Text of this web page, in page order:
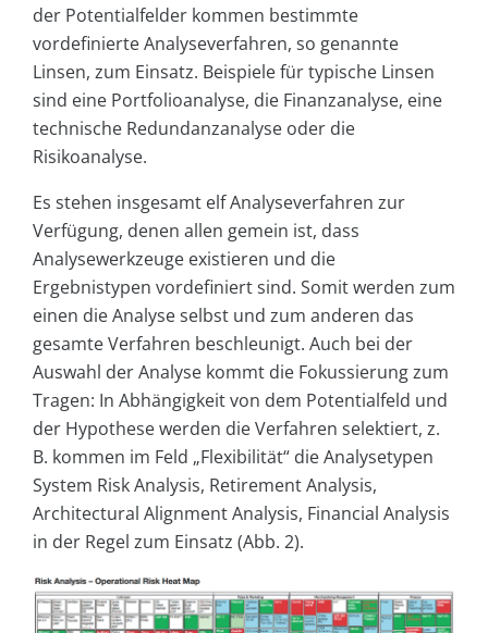
der Potentialfelder kommen bestimmte
vordefinierte Analyseverfahren, so genannte
Linsen, zum Einsatz. Beispiele für typische Linsen
sind eine Portfolioanalyse, die Finanzanalyse, eine
technische Redundanzanalyse oder die
Risikoanalyse.
Es stehen insgesamt elf Analyseverfahren zur
Verfügung, denen allen gemein ist, dass
Analysewerkzeuge existieren und die
Ergebnistypen vordefiniert sind. Somit werden zum
einen die Analyse selbst und zum anderen das
gesamte Verfahren beschleunigt. Auch bei der
Auswahl der Analyse kommt die Fokussierung zum
Tragen: In Abhängigkeit von dem Potentialfeld und
der Hypothese werden die Verfahren selektiert, z.
B. kommen im Feld „Flexibilität“ die Analysetypen
System Risk Analysis, Retirement Analysis,
Architectural Alignment Analysis, Financial Analysis
in der Regel zum Einsatz (Abb. 2).